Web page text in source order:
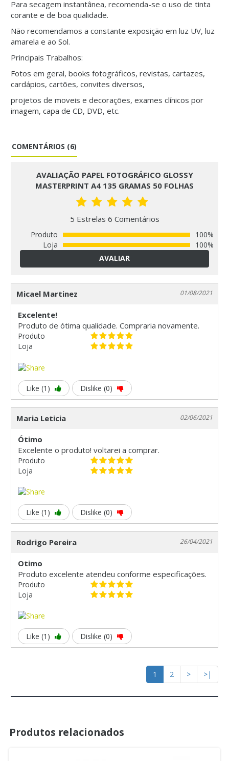
Para secagem instantânea, recomenda-se o uso de tinta
corante e de boa qualidade.
Não recomendamos a constante exposição em luz UV, luz
amarela e ao Sol.
Principais Trabalhos:
Fotos em geral, books fotográficos, revistas, cartazes,
cardápios, cartões, convites diversos,
projetos de moveis e decorações, exames clínicos por
imagem, capa de CD, DVD, etc.
COMENTÁRIOS (6)
AVALIAÇÃO PAPEL FOTOGRÁFICO GLOSSY
MASTERPRINT A4 135 GRAMAS 50 FOLHAS
5 Estrelas 6 Comentários
Produto
100%
Loja
100%
AVALIAR
Micael Martinez 01/08/2021
Excelente!
Produto de ótima qualidade. Compraria novamente.
Produto
Loja
Like (1) Dislike (0)
Maria Leticia 02/06/2021
Ótimo
Excelente o produto! voltarei a comprar.
Produto
Loja
Like (1) Dislike (0)
Rodrigo Pereira 26/04/2021
Otimo
Produto excelente atendeu conforme especificações.
Produto
Loja
Like (1) Dislike (0)
1 2 > >|
Produtos relacionados